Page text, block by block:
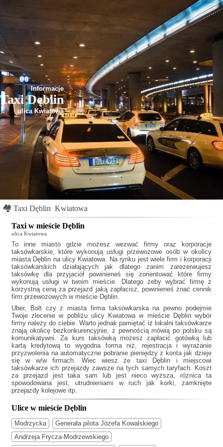
Informacje
Taxi Dęblin
ulica Kwiatowa
🏘 Taxi Dęblin Kwiatowa
Taxi w mieście Dęblin
ulica Kwiatowa
To inne miasto gdzie możesz wezwać firmy oraz korporacje
taksówkarskie, które wykonują usługi przewozowe osób w okolicy
miasta Dęblin na ulicy Kwiatowa. Na rynku jest wiele firm i korporacji
taksówkarskich działających jak dlatego zanim zarezerwujesz
taksówkę dla przyjaciół powinieneś się zorientować które firmy
wykonują usługi w twoim mieście. Dlatego żeby wybrać firmę z
korzystną ceną za przejazd jaką zapłacisz, powinieneś znać cennik
firm przewozowych w mieście Dęblin.
Uber, Bolt czy z miasta firma taksówkarska na pewno podejmie
Twoje zlecenie w pobliżu ulicy Kwiatowa w mieście Dęblin wybór
firmy należy do ciebie. Warto jednak pamiętać iż lokalni taksówkarze
znają okolicę bezkonkurencyjnie, z pewnością mówią po polsku są
komunikatywni. Za kurs taksówką możesz zapłacić gotówką lub
kartą kredytową to wygodna forma niż, rejestracja i wyrażanie
przyzwolenia na automatyczne pobranie pieniędzy z konta jak dzieje
się w w/w firmach. Wiec wiesz że taxi Dęblin i miejscowi
taksówkarze ich przejazdy zawsze na tych samych taryfach. Koszt
za przejazd jest taka sam lub jest nieco wyższa, różnica ta
spowodowana jest, utrudnieniami w ruch jak korki, zamknięte
przejazdy kolejowe itp.
Ulice w mieście Dęblin
Modrzycka
Generała pilota Józefa Kowalskiego
Andrzeja Frycza-Modrzewskiego